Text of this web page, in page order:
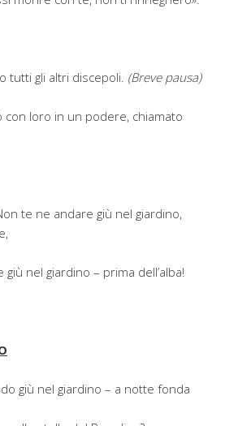
tutti gli altri discepoli. (Breve pausa)
con loro in un podere, chiamato
te ne andare giù nel giardino,
nel giardino – prima dell’alba!
giù nel giardino – a notte fonda